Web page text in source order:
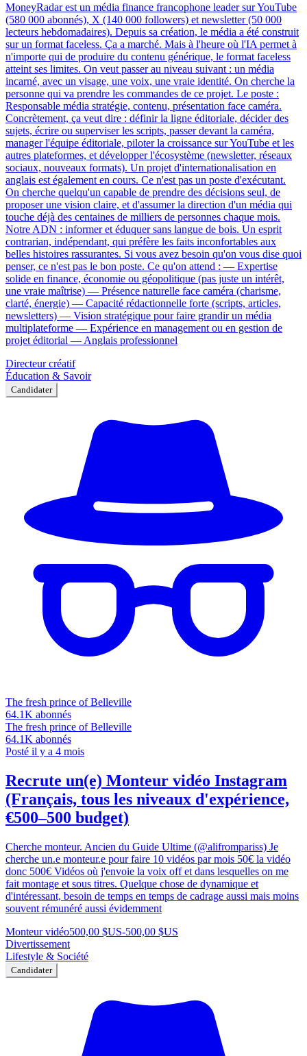
MoneyRadar est un média finance francophone leader sur YouTube
(580 000 abonnés), X (140 000 followers) et newsletter (50 000
lecteurs hebdomadaires). Depuis sa création, le média a été construit
sur un format faceless. Ça a marché. Mais à l'heure où l'IA permet à
n'importe qui de produire du contenu générique, le format faceless
atteint ses limites. On veut passer au niveau suivant : un média
incarné, avec un visage, une voix, une vraie identité. On cherche la
personne qui va prendre les commandes de ce projet. Le poste :
Responsable média stratégie, contenu, présentation face caméra.
Concrètement, ça veut dire : définir la ligne éditoriale, décider des
sujets, écrire ou superviser les scripts, passer devant la caméra,
manager l'équipe éditoriale, piloter la croissance sur YouTube et les
autres plateformes, et développer l'écosystème (newsletter, réseaux
sociaux, nouveaux formats). Un projet d'internationalisation en
anglais est également en cours. Ce n'est pas un poste d'exécutant.
On cherche quelqu'un capable de prendre des décisions seul, de
proposer une vision claire, et d'assumer la direction d'un média qui
touche déjà des centaines de milliers de personnes chaque mois.
Notre ADN : informer et éduquer sans langue de bois. Un esprit
contrarian, indépendant, qui préfère les faits inconfortables aux
belles histoires rassurantes. Si vous avez besoin qu'on vous dise quoi
penser, ce n'est pas le bon poste. Ce qu'on attend : — Expertise
solide en finance, économie ou géopolitique (pas juste un intérêt,
une vraie maîtrise) — Présence naturelle face caméra (charisme,
clarté, énergie) — Capacité rédactionnelle forte (scripts, articles,
newsletters) — Vision stratégique pour faire grandir un média
multiplateforme — Expérience en management ou en gestion de
projet éditorial — Anglais professionnel
Directeur créatif
Éducation & Savoir
Candidater
The fresh prince of Belleville
64.1K abonnés
The fresh prince of Belleville
64.1K abonnés
Posté il y a 4 mois
Recrute un(e) Monteur vidéo Instagram
(Français, tous les niveaux d'expérience,
€500–500 budget)
Cherche monteur. Ancien du Guide Ultime (@alifrompariss) Je
cherche un.e monteur.e pour faire 10 vidéos par mois 50€ la vidéo
donc 500€ Vidéos où j'envoie la voix off et dans lesquelles on me
fait montage et sous titres. Quelque chose de dynamique et
d'intéressant, besoin de temps en temps de cadrage aussi mais moins
souvent rémunéré aussi évidemment
Monteur vidéo500,00 $US-500,00 $US
Divertissement
Lifestyle & Société
Candidater